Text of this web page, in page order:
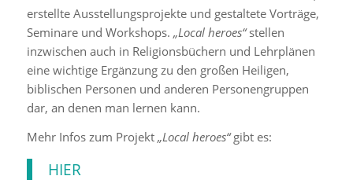
erstellte Ausstellungsprojekte und gestaltete Vorträge,
Seminare und Workshops. „Local heroes“stellen
inzwischen auch in Religionsbüchern und Lehrplänen
eine wichtige Ergänzung zu den großen Heiligen,
biblischen Personen und anderen Personengruppen
dar, an denen man lernen kann.
Mehr Infos zum Projekt „Local heroes“gibt es:
HIER